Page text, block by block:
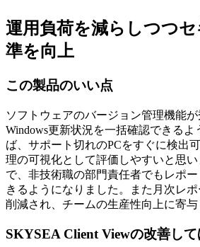
運用負荷を減らしつつ
準を向上
この製品のいい点
ソフトウェアのバージョン管理機能
Windows更新状況を一括確認できるよ
ば、サポート切れのPCをすぐに検出
理の可視化として評価しやすいと思
で、非技術職の部門責任者でもレポ
きるようになりました。また月次レ
削減され、チームの生産性向上に寄与
SKYSEA Client Viewの改善し